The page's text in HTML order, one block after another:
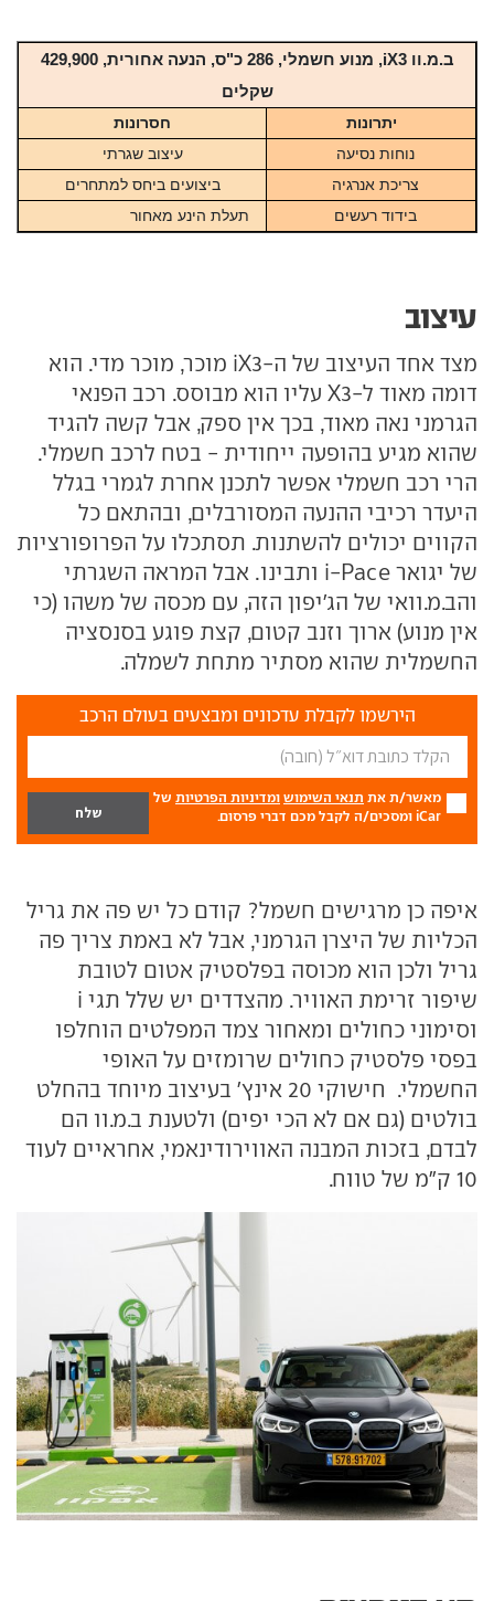
ב.מ.וו iX3, מנוע חשמלי, 286 כ"ס, הנעה אחורית, 429,900
שקלים
יתרונות
חסרונות
נוחות נסיעה
עיצוב שגרתי
צריכת אנרגיה
ביצועים ביחס למתחרים
בידוד רעשים
תעלת הינע מאחור
עיצוב
מצד אחד העיצוב של ה-iX3 מוכר, מוכר מדי. הוא
דומה מאוד ל-X3 עליו הוא מבוסס. רכב הפנאי
הגרמני נאה מאוד, בכך אין ספק, אבל קשה להגיד
שהוא מגיע בהופעה ייחודית - בטח לרכב חשמלי.
הרי רכב חשמלי אפשר לתכנן אחרת לגמרי בגלל
היעדר רכיבי ההנעה המסורבלים, ובהתאם כל
הקווים יכולים להשתנות. תסתכלו על הפרופורציות
של יגואר i-Pace ותבינו. אבל המראה השגרתי
והב.מ.וואי של הג'יפון הזה, עם מכסה של משהו (כי
אין מנוע) ארוך וזנב קטום, קצת פוגע בסנסציה
החשמלית שהוא מסתיר מתחת לשמלה.
הירשמו לקבלת עדכונים ומבצעים בעולם הרכב
מאשר/ת את תנאי השימוש ומדיניות הפרטיות של
iCar ומסכים/ה לקבל מכם דברי פרסום.
איפה כן מרגישים חשמל? קודם כל יש פה את גריל
הכליות של היצרן הגרמני, אבל לא באמת צריך פה
גריל ולכן הוא מכוסה בפלסטיק אטום לטובת
שיפור זרימת האוויר. מהצדדים יש שלל תגי i
וסימוני כחולים ומאחור צמד המפלטים הוחלפו
בפסי פלסטיק כחולים שרומזים על האופי
החשמלי. חישוקי 20 אינץ' בעיצוב מיוחד בהחלט
בולטים (גם אם לא הכי יפים) ולטענת ב.מ.וו הם
לבדם, בזכות המבנה האווירודינאמי, אחראיים לעוד
10 ק"מ של טווח.